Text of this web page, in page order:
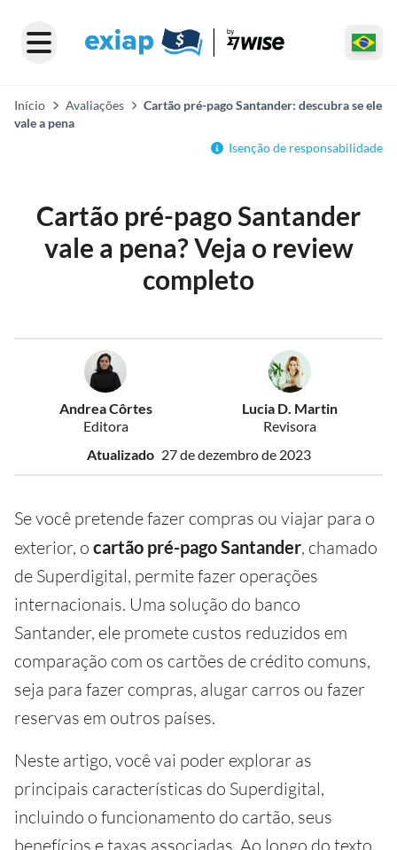
Início Avaliações
Cartão pré-pago Santander: descubra se ele
vale a pena
Isenção de responsabilidade
Cartão pré-pago Santander
vale a pena? Veja o review
completo
Andrea Côrtes
Editora
Lucia D. Martin
Revisora
Atualizado 27 de dezembro de 2023
Se você pretende fazer compras ou viajar para o
exterior, o cartão pré-pago Santander, chamado
de Superdigital, permite fazer operações
internacionais. Uma solução do banco
Santander, ele promete custos reduzidos em
comparação com os cartões de crédito comuns,
seja para fazer compras, alugar carros ou fazer
reservas em outros países.
Neste artigo, você vai poder explorar as
principais características do Superdigital,
incluindo o funcionamento do cartão, seus
benefícios e taxas associadas. Ao longo do texto,